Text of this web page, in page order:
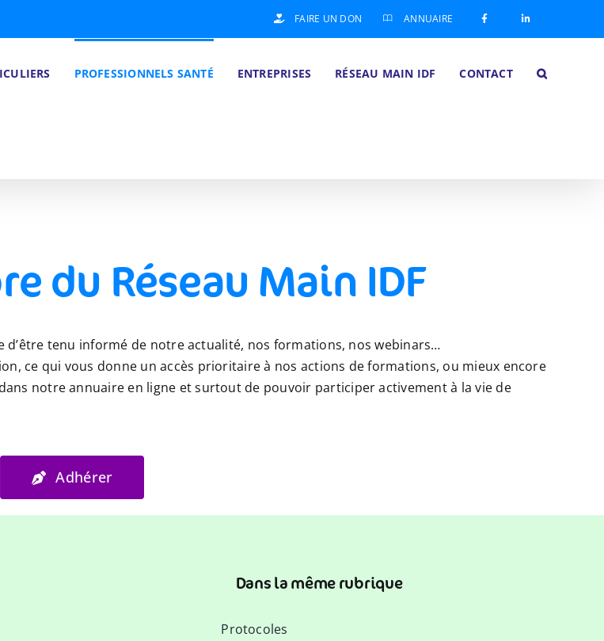
FAIRE UN DON ANNUAIRE
PROFESSIONNELS SANTÉ ENTREPRISES RÉSEAU MAIN IDF CONTACT
du Réseau Main IDF
d’être tenu informé de notre actualité, nos formations, nos webinars…
ce qui vous donne un accès prioritaire à nos actions de formations, ou mieux encore
notre annuaire en ligne et surtout de pouvoir participer activement à la vie de
Adhérer
Dans la même rubrique
Protocoles